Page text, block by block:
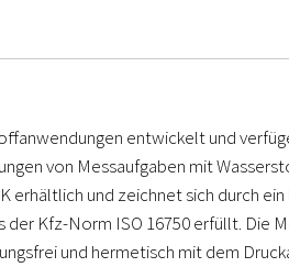
entwickelt und
von Messaufgaben mit
und zeichnet sich durch
Kfz-Norm ISO 16750 erfüllt. Die
und hermetisch mit dem